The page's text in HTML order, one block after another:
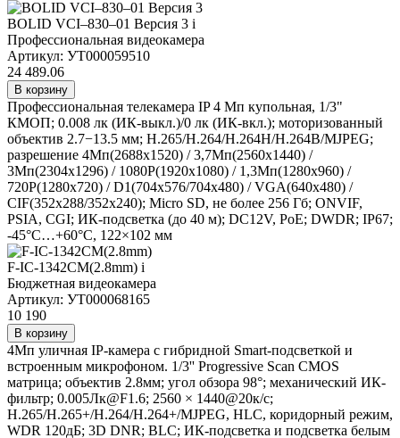
BOLID VCI–830–01 Версия 3 i
Профессиональная видеокамера
Артикул: УТ000059510
24 489.06
В корзину
Профессиональная телекамера IP 4 Мп купольная, 1/3"
КМОП; 0.008 лк (ИК-выкл.)/0 лк (ИК-вкл.); моторизованный
объектив 2.7−13.5 мм; H.265/H.264/H.264H/H.264B/MJPEG;
разрешение 4Mп(2688x1520) / 3,7Mп(2560x1440) /
3Mп(2304x1296) / 1080P(1920x1080) / 1,3Mп(1280x960) /
720P(1280x720) / D1(704x576/704x480) / VGA(640x480) /
CIF(352x288/352x240); Micro SD, не более 256 Гб; ONVIF,
PSIA, CGI; ИК-подсветка (до 40 м); DC12V, PoE; DWDR; IP67;
-45°C…+60°C, 122×102 мм
F-IC-1342CM(2.8mm) i
Бюджетная видеокамера
Артикул: УТ000068165
10 190
В корзину
4Мп уличная IP-камера с гибридной Smart-подсветкой и
встроенным микрофоном. 1/3'' Progressive Scan CMOS
матрица; объектив 2.8мм; угол обзора 98°; механический ИК-
фильтр; 0.005Лк@F1.6; 2560 × 1440@20к/с;
H.265/H.265+/H.264/H.264+/MJPEG, HLC, коридорный режим,
WDR 120дБ; 3D DNR; BLC; ИК-подсветка и подсветка белым